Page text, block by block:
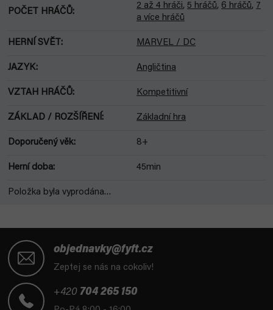
POČET HRÁČŮ:
2 až 4 hráči, 5 hráčů, 6 hráčů, 7
a více hráčů
HERNÍ SVĚT : MARVEL / DC
JAZYK: Angličtina
VZTAH HRÁČŮ: Kompetitivní
ZÁKLAD / ROZŠÍŘENÍ: Základní hra
Doporučený věk: 8+
Herní doba: 45min
Položka byla vyprodána…
objednavky@fyft.cz
Zeptej se nás na cokoliv!
+420 704 265 150